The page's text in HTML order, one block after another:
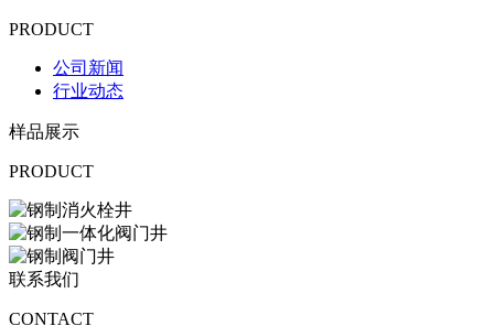
PRODUCT
公司新闻
行业动态
样品展示
PRODUCT
联系我们
CONTACT